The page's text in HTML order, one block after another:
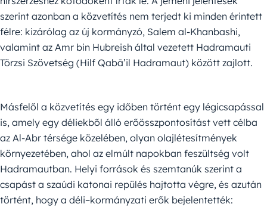
szerint azonban a közvetítés nem terjedt ki minden érintett
félre: kizárólag az új kormányzó, Salem al-Khanbashi,
valamint az Amr bin Hubreish által vezetett Hadramauti
Törzsi Szövetség (Hilf Qabā’il Hadramaut) között zajlott.
Másfelől a közvetítés egy időben történt egy légicsapással
is, amely egy déliekből álló erőösszpontosítást vett célba
az Al-Abr térsége közelében, olyan olajlétesítmények
környezetében, ahol az elmúlt napokban feszültség volt
Hadramautban. Helyi források és szemtanúk szerint a
csapást a szaúdi katonai repülés hajtotta végre, és azután
történt, hogy a déli–kormányzati erők bejelentették: